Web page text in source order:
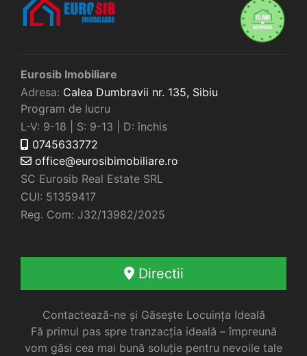
Eurosib Imobiliare
Adresa: Calea Dumbravii nr. 135, Sibiu
Program de lucru
L-V: 9-18 | S: 9-13 | D: închis
0745633772
office@eurosibimobiliare.ro
SC Eurosib Real Estate SRL
CUI: 51359417
Reg. Com: J32/13982/2025
Directii
Contactează-ne și Găsește Locuința Ideală
Fă primul pas spre tranzacția ideală – împreună
vom găsi cea mai bună soluție pentru nevoile tale